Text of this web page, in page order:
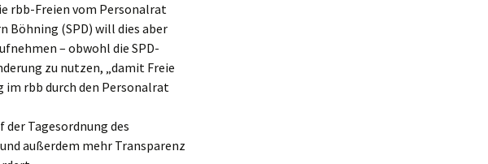
rbb-Freien vom Personalrat
Böhning (SPD) will dies aber
– obwohl die SPD-
zu nutzen, „damit Freie
rbb durch den Personalrat
Tagesordnung des
außerdem mehr Transparenz